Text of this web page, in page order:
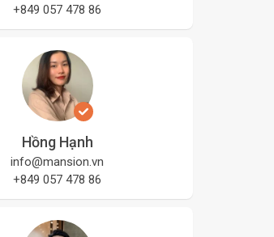
+849 057 478 86
Hồng Hạnh
info@mansion.vn
+849 057 478 86